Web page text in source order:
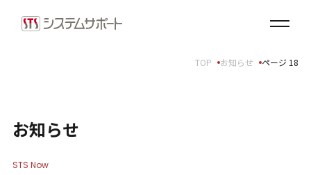
ソリューション・プロダクト
拠点案内
TOP お知らせ ページ 18
お知らせ
STS Now